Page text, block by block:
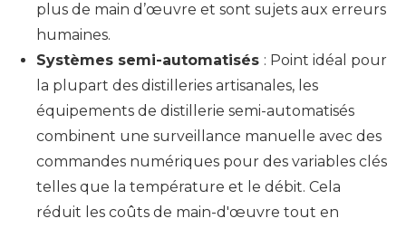
plus de main d’œuvre et sont sujets aux erreurs
humaines.
Systèmes semi-automatisés : Point idéal pour
la plupart des distilleries artisanales, les
équipements de distillerie semi-automatisés
combinent une surveillance manuelle avec des
commandes numériques pour des variables clés
telles que la température et le débit. Cela
réduit les coûts de main-d'œuvre tout en